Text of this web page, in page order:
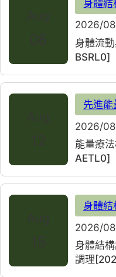
身體流
BSRL0]
身體結
2026/
能量療
AETL0]
先進能
2026/
身體結
調理
身體結
2026/